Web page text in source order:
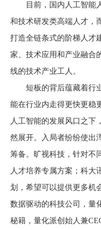
目前，国内人工智能人
和技术研发类高端人才，
打造全链条式的阶梯人才
家、技术应用和产业融合
线的技术产业工人。
短板的背后蕴藏着行业
能在行业内走得更快更稳
人工智能的发展风口之下
然展开。入局者纷纷使出
筹备。旷视科技，针对不
人才培养专属方案；科大
划，希望可以提供更多机
数据驱动的科技公司，量
秘籍，量化派创始人兼